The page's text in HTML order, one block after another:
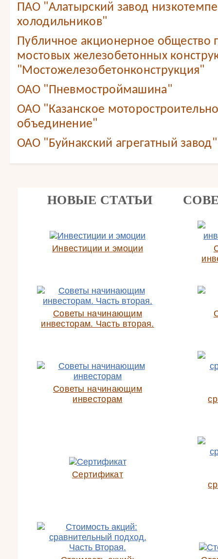
ПАО "Алатырский завод
холодильников"
Публичное акционерное общество
мостовых железобетонных
"Мостожелезобетонконструкция"
ОАО "Пневмостроймашина"
ОАО "Казанское
объединение"
ОАО "Буйнакский агрегатный завод"
НОВЫЕ СТАТЬИ
Инвестиции и эмоции
Советы начинающим
инвесторам. Часть вторая.
Советы начинающим
инвесторам
Сертификат